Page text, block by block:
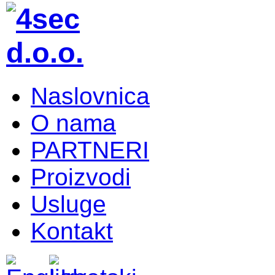
Naslovnica
O nama
PARTNERI
Proizvodi
Usluge
Kontakt